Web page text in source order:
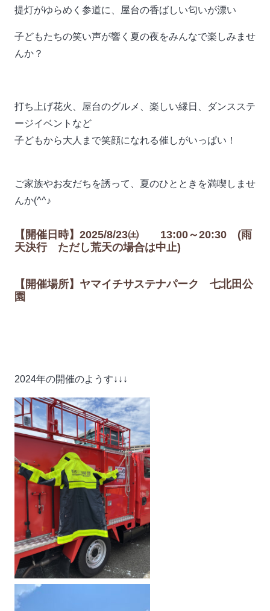
提灯がゆらめく参道に、屋台の香ばしい匂いが漂い
子どもたちの笑い声が響く夏の夜をみんなで楽しみませ
んか？
打ち上げ花火、屋台のグルメ、楽しい縁日、ダンスステ
ージイベントなど
子どもから大人まで笑顔になれる催しがいっぱい！
ご家族やお友だちを誘って、夏のひとときを満喫しませ
んか(^^♪
【開催日時】2025/8/23㈯ 13:00～20:30 (雨
天決行 ただし荒天の場合は中止)
【開催場所】ヤマイチサステナパーク 七北田公
園
2024年の開催のようす↓↓↓